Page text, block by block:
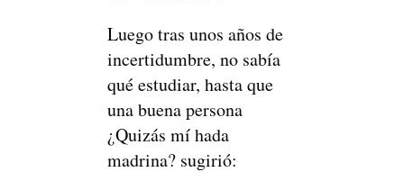
Luego tras unos años de
incertidumbre, no sabía
qué estudiar, hasta que
una buena persona
¿Quizás mí hada
madrina? sugirió: